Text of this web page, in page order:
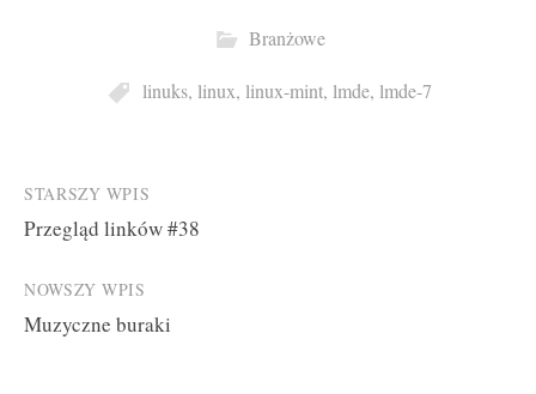
Branżowe
linuks, linux, linux-mint, lmde, lmde-7
Post
navigation
STARSZY WPIS
Przegląd linków #38
NOWSZY WPIS
Muzyczne buraki